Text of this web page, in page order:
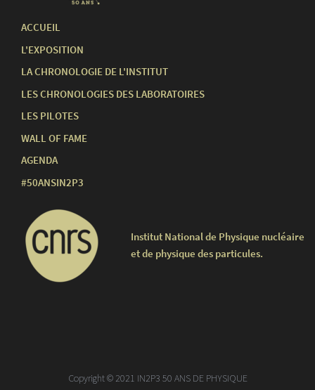
ACCUEIL
L'EXPOSITION
LA CHRONOLOGIE DE L'INSTITUT
LES CHRONOLOGIES DES LABORATOIRES
LES PILOTES
WALL OF FAME
AGENDA
#50ANSIN2P3
Institut National de Physique nucléaire
et de physique des particules.
Copyright © 2021 IN2P3 50 ANS DE PHYSIQUE